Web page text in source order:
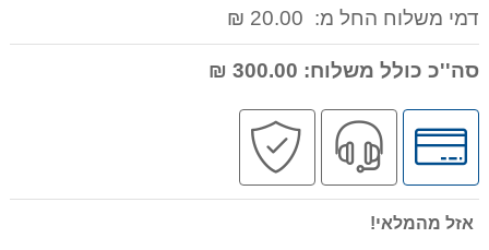
דמי משלוח החל מ: 20.00 ₪
סה''כ כולל משלוח:
לחץ
לאפשרויות
תשלומים
שירות
מקצועי
אזל מהמלאי!